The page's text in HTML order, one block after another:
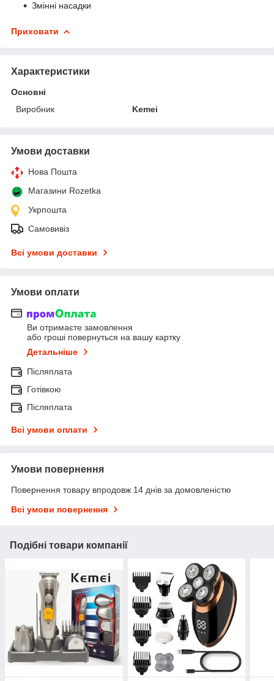
Змінні насадки
Приховати
Характеристики
Основні
Виробник
Kemei
Умови доставки
Нова Пошта
Магазини Rozetka
Укрпошта
Самовивіз
Всі умови доставки
Умови оплати
Ви отримаєте замовлення
або гроші повернуться на вашу картку
Детальніше
Післяплата
Готівкою
Післяплата
Всі умови оплати
Умови повернення
Повернення товару впродовж 14 днів за домовленістю
Всі умови повернення
Подібні товари компанії